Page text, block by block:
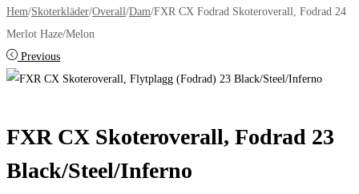
Hem/Skoterkläder/Overall/Dam/FXR CX Fodrad Skoteroverall, Fodrad 24
Merlot Haze/Melon
Previous
FXR CX Skoteroverall, Fodrad 23
Black/Steel/Inferno